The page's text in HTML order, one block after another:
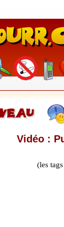
Vidéo :
(les